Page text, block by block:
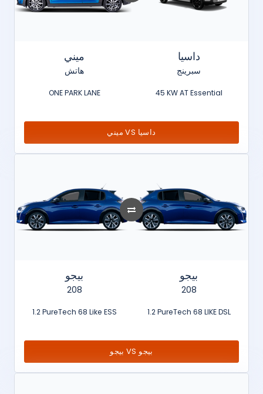
ميني
هاتش
ONE PARK LANE
داسيا
سبرينج
45 KW AT Essential
ميني VS داسيا
بيجو
208
1.2 PureTech 68 Like ESS
بيجو
208
1.2 PureTech 68 LIKE DSL
بيجو VS بيجو